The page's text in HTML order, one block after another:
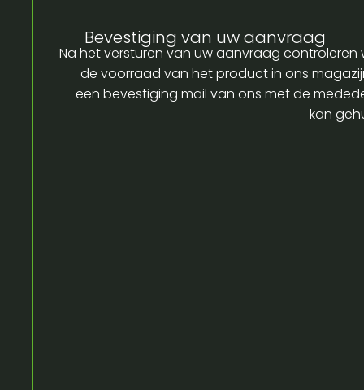
Bevestiging van uw aanvraag
Na het versturen van uw aanvraag controleren
de voorraad van het product in ons
een bevestiging mail van ons met de
kan